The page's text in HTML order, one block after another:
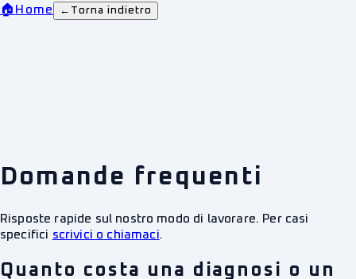
🏠 Home ← Torna indietro
Domande frequenti
Risposte rapide sul nostro modo di lavorare. Per casi
specifici scrivici o chiamaci.
Quanto costa una diagnosi o un